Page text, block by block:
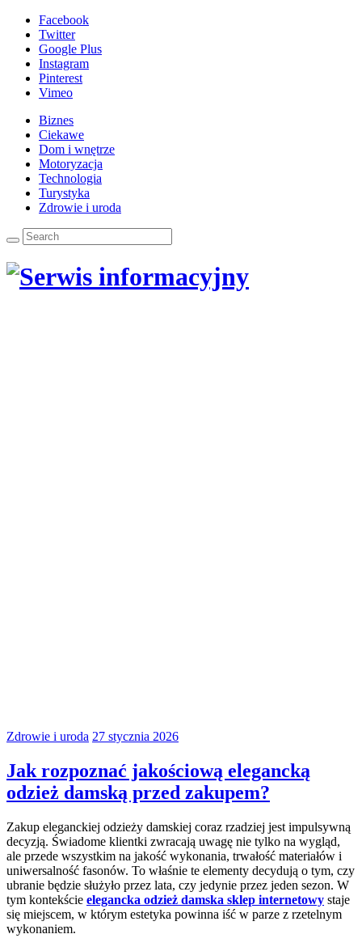
Facebook
Twitter
Google Plus
Instagram
Pinterest
Vimeo
Biznes
Ciekawe
Dom i wnętrze
Motoryzacja
Technologia
Turystyka
Zdrowie i uroda
Zdrowie i uroda 27 stycznia 2026
Jak rozpoznać jakościową elegancką
odzież damską przed zakupem?
Zakup eleganckiej odzieży damskiej coraz rzadziej jest impulsywną
decyzją. Świadome klientki zwracają uwagę nie tylko na wygląd,
ale przede wszystkim na jakość wykonania, trwałość materiałów i
uniwersalność fasonów. To właśnie te elementy decydują o tym, czy
ubranie będzie służyło przez lata, czy jedynie przez jeden sezon. W
tym kontekście elegancka odzież damska sklep internetowy staje
się miejscem, w którym estetyka powinna iść w parze z rzetelnym
wykonaniem.